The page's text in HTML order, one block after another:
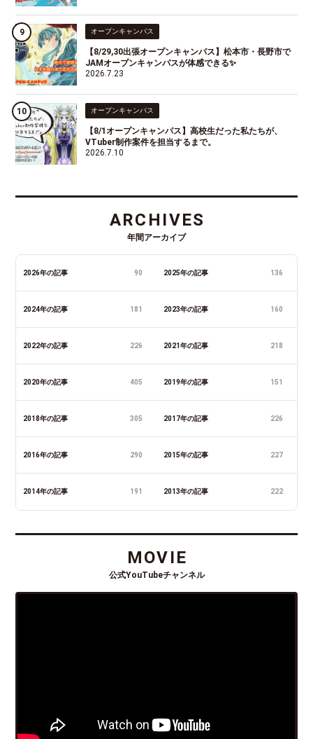
オープンキャンパス
【8/29,30出張オープンキャンパス】松本市・長野市で
JAMオープンキャンパスが体感できる✨
2026.7.23
オープンキャンパス
【8/1オープンキャンパス】高校生だった私たちが、
VTuber制作案件を担当するまで。
2026.7.10
ARCHIVES
年間アーカイブ
2026年の記事 90 2025年の記事 136
2024年の記事 181 2023年の記事 160
2022年の記事 226 2021年の記事 218
2020年の記事 405 2019年の記事 151
2018年の記事 305 2017年の記事 226
2016年の記事 290 2015年の記事 227
2014年の記事 191 2013年の記事 222
MOVIE
公式YouTubeチャンネル